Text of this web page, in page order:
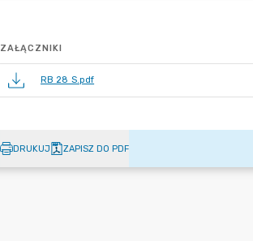
ZAŁĄCZNIKI
RB 28 S.pdf
DRUKUJ ZAPISZ DO PDF